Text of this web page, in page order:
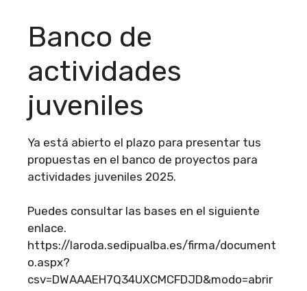
Banco de
actividades
juveniles
Ya está abierto el plazo para presentar tus
propuestas en el banco de proyectos para
actividades juveniles 2025.
Puedes consultar las bases en el siguiente
enlace.
https://laroda.sedipualba.es/firma/document
o.aspx?
csv=DWAAAEH7Q34UXCMCFDJD&modo=abrir